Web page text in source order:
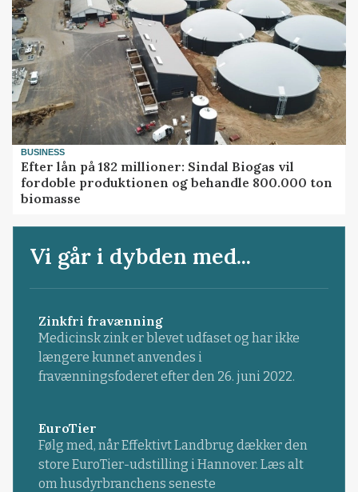
BUSINESS
Efter lån på 182 millioner: Sindal Biogas vil
fordoble produktionen og behandle 800.000 ton
biomasse
Vi går i dybden med...
Zinkfri fravænning
Medicinsk zink er blevet udfaset og har ikke
længere kunnet anvendes i
fravænningsfoderet efter den 26. juni 2022.
EuroTier
Følg med, når Effektivt Landbrug dækker den
store EuroTier-udstilling i Hannover. Læs alt
om husdyrbranchens seneste